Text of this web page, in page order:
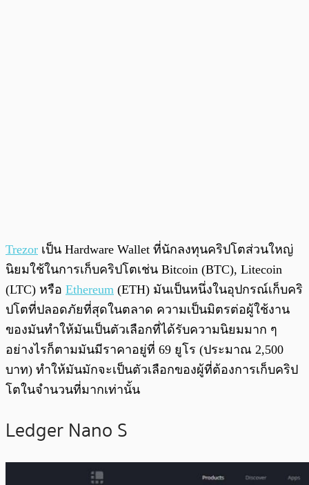
Trezor เป็น Hardware Wallet ที่นักลงทุนคริปโตส่วนใหญ่
นิยมใช้ในการเก็บคริปโตเช่น Bitcoin (BTC), Litecoin
(LTC) หรือ Ethereum (ETH) มันเป็นหนึ่งในอุปกรณ์เก็บคริ
ปโตที่ปลอดภัยที่สุดในตลาด ความเป็นมิตรต่อผู้ใช้งาน
ของมันทำให้มันเป็นตัวเลือกที่ได้รับความนิยมมาก ๆ
อย่างไรก็ตามมันมีราคาอยู่ที่ 69 ยูโร (ประมาณ 2,500
บาท) ทำให้มันมักจะเป็นตัวเลือกของผู้ที่ต้องการเก็บคริป
โตในจำนวนที่มากเท่านั้น
Ledger Nano S